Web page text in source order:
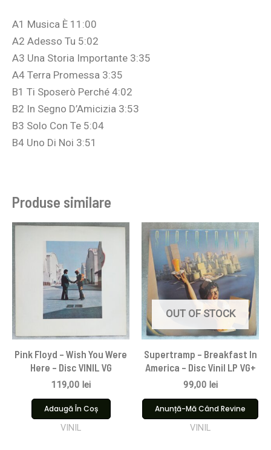
A1 Musica È 11:00
A2 Adesso Tu 5:02
A3 Una Storia Importante 3:35
A4 Terra Promessa 3:35
B1 Ti Sposerò Perché 4:02
B2 In Segno D’Amicizia 3:53
B3 Solo Con Te 5:04
B4 Uno Di Noi 3:51
Produse similare
Pink Floyd ‎– Wish You Were
Here – Disc VINIL VG
119,00 lei
Adaugă În Coș
VINIL
OUT OF STOCK
Supertramp – Breakfast In
America – Disc Vinil LP VG+
99,00 lei
Anunță-Mă Când Revine
VINIL